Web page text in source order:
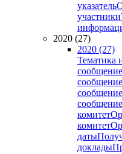
указатель
участники
2020 (27)
2020 (27)
Тематика
сообщение
сообщение
сообщение
сообщение
комитет
комитет
даты
доклады